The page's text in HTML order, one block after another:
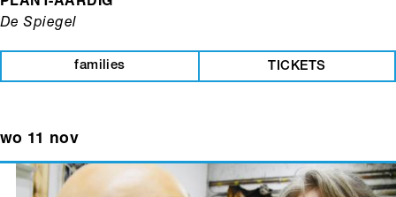
De Spiegel
families TICKETS
wo 11 nov